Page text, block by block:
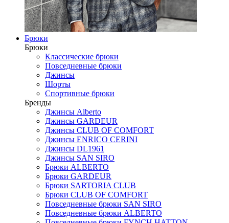
Брюки
Брюки
Классические брюки
Повседневные брюки
Джинсы
Шорты
Спортивные брюки
Бренды
Джинсы Alberto
Джинсы GARDEUR
Джинсы CLUB OF COMFORT
Джинсы ENRICO CERINI
Джинсы DL1961
Джинсы SAN SIRO
Брюки ALBERTO
Брюки GARDEUR
Брюки SARTORIA CLUB
Брюки CLUB OF COMFORT
Повседневные брюки SAN SIRO
Повседневные брюки ALBERTO